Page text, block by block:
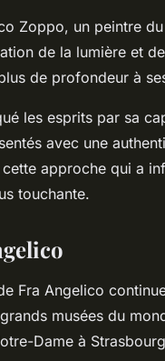
Zoppo, un peintre
de la lumière et
de profondeur à
les esprits par sa
avec une
approche qui a
touchante.
Fra Angelico
musées du
Dame à